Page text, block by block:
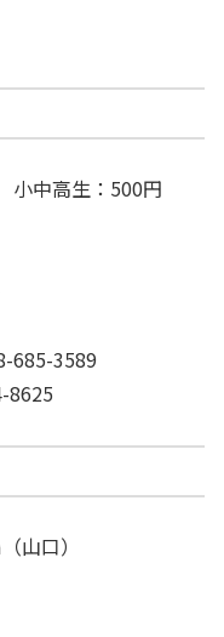
中高生：500円
685-3589
8625
山口）